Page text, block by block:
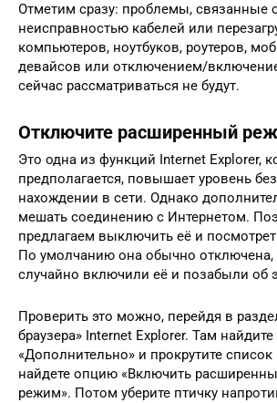
Отметим сразу: проблемы, связанные
неисправностью кабелей или
компьютеров, ноутбуков, роутеров,
девайсов или отключением/
сейчас рассматриваться не будут.
Отключите расширенный
Это одна из функций Internet Explorer,
предполагается, повышает уровень
нахождении в сети. Однако
мешать соединению с Интернетом.
предлагаем выключить её и
По умолчанию она обычно отключена,
случайно включили её и позабыли об
Проверить это можно, перейдя в
браузера» Internet Explorer. Там
«Дополнительно» и прокрутите
найдете опцию «Включить
режим». Потом уберите птичку